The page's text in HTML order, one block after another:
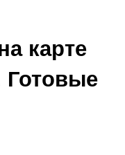
карте